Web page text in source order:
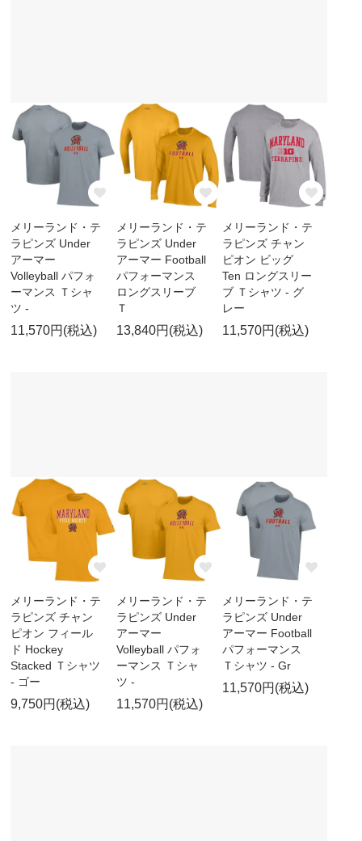
メリーランド・テ
ラピンズ Under
アーマー
Volleyball パフォ
ーマンス Ｔシャ
ツ -
11,570円(税込)
メリーランド・テ
ラピンズ Under
アーマー Football
パフォーマンス
ロングスリーブ
Ｔ
13,840円(税込)
メリーランド・テ
ラピンズ チャン
ピオン ビッグ
Ten ロングスリー
ブ Ｔシャツ - グ
レー
11,570円(税込)
メリーランド・テ
ラピンズ チャン
ピオン フィール
ド Hockey
Stacked Ｔシャツ
- ゴー
9,750円(税込)
メリーランド・テ
ラピンズ Under
アーマー
Volleyball パフォ
ーマンス Ｔシャ
ツ -
11,570円(税込)
メリーランド・テ
ラピンズ Under
アーマー Football
パフォーマンス
Ｔシャツ - Gr
11,570円(税込)